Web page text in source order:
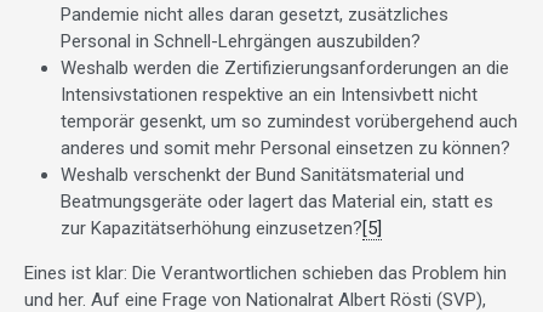
Pandemie nicht alles daran gesetzt, zusätzliches
Personal in Schnell-Lehrgängen auszubilden?
Weshalb werden die Zertifizierungsanforderungen an die
Intensivstationen respektive an ein Intensivbett nicht
temporär gesenkt, um so zumindest vorübergehend auch
anderes und somit mehr Personal einsetzen zu können?
Weshalb verschenkt der Bund Sanitätsmaterial und
Beatmungsgeräte oder lagert das Material ein, statt es
zur Kapazitätserhöhung einzusetzen?[5]
Eines ist klar: Die Verantwortlichen schieben das Problem hin
und her. Auf eine Frage von Nationalrat Albert Rösti (SVP),